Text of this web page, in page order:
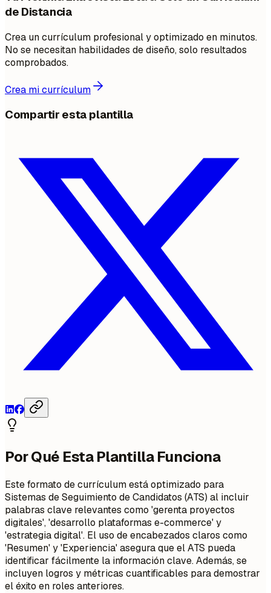
de Distancia
Crea un currículum profesional y optimizado en minutos.
No se necesitan habilidades de diseño, solo resultados
comprobados.
Crea mi currículum
Compartir esta plantilla
Por Qué Esta Plantilla Funciona
Este formato de currículum está optimizado para
Sistemas de Seguimiento de Candidatos (ATS) al incluir
palabras clave relevantes como 'gerenta proyectos
digitales', 'desarrollo plataformas e-commerce' y
'estrategia digital'. El uso de encabezados claros como
'Resumen' y 'Experiencia' asegura que el ATS pueda
identificar fácilmente la información clave. Además, se
incluyen logros y métricas cuantificables para demostrar
el éxito en roles anteriores.